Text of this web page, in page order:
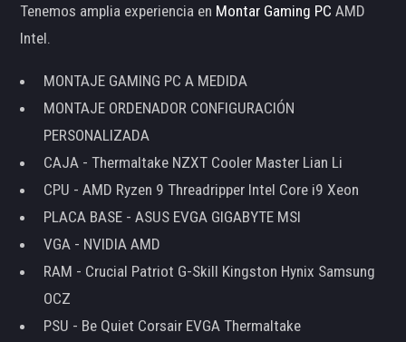
Tenemos amplia experiencia en Montar Gaming PC AMD
Intel.
MONTAJE GAMING PC A MEDIDA
MONTAJE ORDENADOR CONFIGURACIÓN
PERSONALIZADA
CAJA - Thermaltake NZXT Cooler Master Lian Li
CPU - AMD Ryzen 9 Threadripper Intel Core i9 Xeon
PLACA BASE - ASUS EVGA GIGABYTE MSI
VGA - NVIDIA AMD
RAM - Crucial Patriot G-Skill Kingston Hynix Samsung
OCZ
PSU - Be Quiet Corsair EVGA Thermaltake